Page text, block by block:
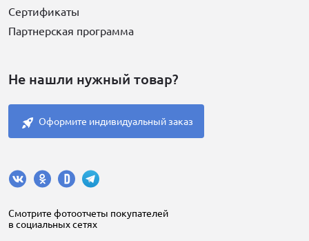
Сертификаты
Партнерская программа
Не нашли нужный товар?
Оформите индивидуальный заказ
Cмотрите фотоотчеты покупателей
в социальных сетях